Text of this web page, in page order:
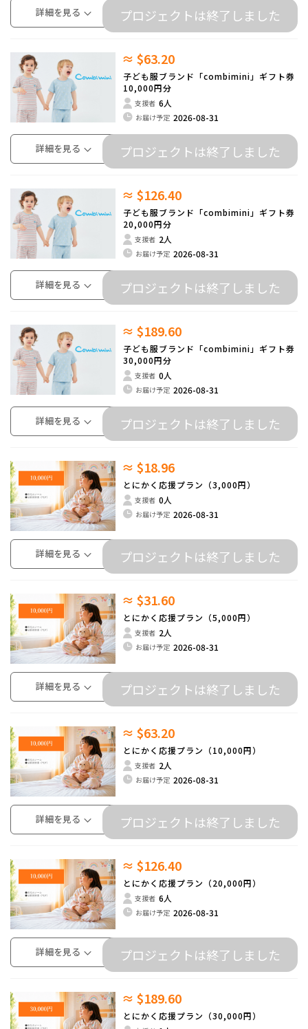
詳細を見る プロジェクトは終了しました
≈ $63.20
子ども服ブランド「combimini」ギフト券
10,000円分
支援者 6人
お届け予定 2026-08-31
詳細を見る プロジェクトは終了しました
≈ $126.40
子ども服ブランド「combimini」ギフト券
20,000円分
支援者 2人
お届け予定 2026-08-31
詳細を見る プロジェクトは終了しました
≈ $189.60
子ども服ブランド「combimini」ギフト券
30,000円分
支援者 0人
お届け予定 2026-08-31
詳細を見る プロジェクトは終了しました
≈ $18.96
とにかく応援プラン（3,000円）
支援者 0人
お届け予定 2026-08-31
詳細を見る プロジェクトは終了しました
≈ $31.60
とにかく応援プラン（5,000円）
支援者 2人
お届け予定 2026-08-31
詳細を見る プロジェクトは終了しました
≈ $63.20
とにかく応援プラン（10,000円）
支援者 2人
お届け予定 2026-08-31
詳細を見る プロジェクトは終了しました
≈ $126.40
とにかく応援プラン（20,000円）
支援者 6人
お届け予定 2026-08-31
詳細を見る プロジェクトは終了しました
≈ $189.60
とにかく応援プラン（30,000円）